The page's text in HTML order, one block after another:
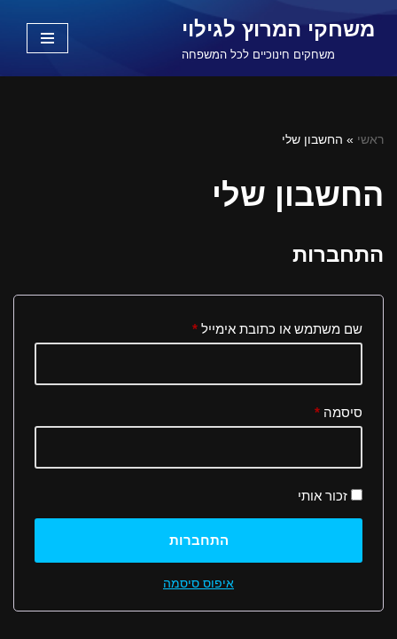
משחקי המרוץ לגילוי
משחקים חינוכיים לכל המשפחה
ראשי » החשבון שלי
החשבון שלי
התחברות
שם משתמש או כתובת אימייל *
סיסמה *
זכור אותי
התחברות
איפוס סיסמה